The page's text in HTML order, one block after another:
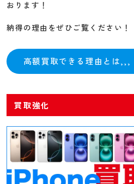
おります！
納得の理由をぜひご覧ください！
高額買取できる理由とは,,,
買取強化